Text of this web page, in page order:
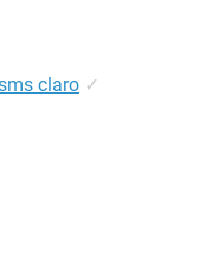
claro ✓